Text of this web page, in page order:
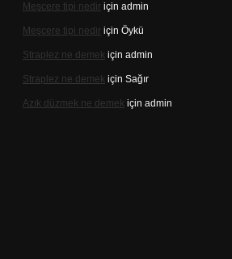
Meşcere tipi nedir için admin
Meşcere tipi nedir için Öykü
Straplez ne demek için admin
Straplez ne demek için Sağır
Azık düzmek ne demek için admin